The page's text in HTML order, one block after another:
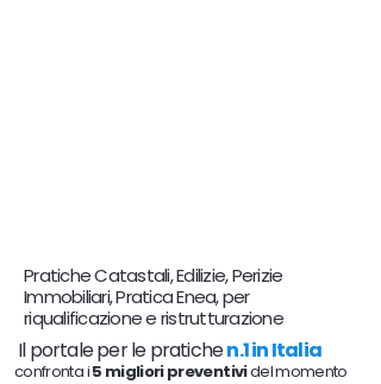
Pratiche Catastali, Edilizie, Perizie
Immobiliari, Pratica Enea, per
riqualificazione e ristrutturazione
Il portale per le pratichen.1 in Italia
confronta i5 migliori preventividel momento